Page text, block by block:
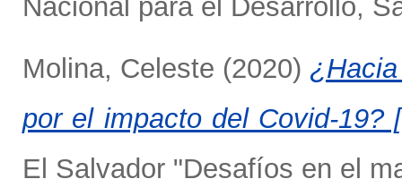
Nacional para el Desarrollo,
Molina, Celeste (2020)
por el impacto del Covid-19?
El Salvador "Desafíos en el